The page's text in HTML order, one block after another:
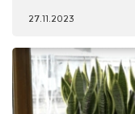
27.11.2023